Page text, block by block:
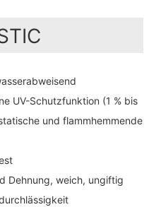
UV-Schutzfunktion (1 % bis
und flammhemmende
Dehnung, weich, ungiftig